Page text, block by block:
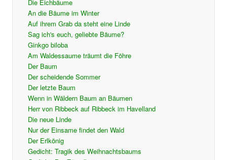
Die Eichbäume
An die Bäume im Winter
Auf ihrem Grab da steht eine Linde
Sag ich's euch, geliebte Bäume?
Ginkgo biloba
Am Waldessaume träumt die Föhre
Der Baum
Der scheidende Sommer
Der letzte Baum
Wenn in Wäldern Baum an Bäumen
Herr von Ribbeck auf Ribbeck im Havelland
Die neue Linde
Nur der Einsame findet den Wald
Der Erlkönig
Gedicht: Tragik des Weihnachtsbaums